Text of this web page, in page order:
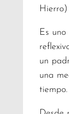
Hierro)
Es
un
una
tiempo.